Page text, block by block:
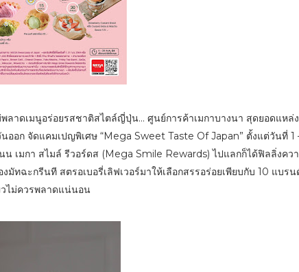
พลาดเมนูอร่อยรสชาติสไตล์ญี่ปุ่น... ศูนย์การค้าเมกาบางนา สุดยอดแหล่ง
อก จัดแคมเปญพิเศษ “Mega Sweet Taste Of Japan” ตั้งแต่วันที่ 1
เมกา สไมล์ รีวอร์ดส (Mega Smile Rewards) ไปแลกก็ได้ฟิลลิ่งคว
ทฉะกรีนที สตรอเบอรี่เลิฟเวอร์มาให้เลือกสรรอร่อยเพียบกับ 10 แบรน
วไม่ควรพลาดแน่นอน